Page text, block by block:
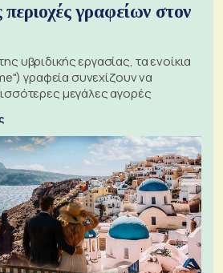
περιοχές γραφείων στον
υβριδικής εργασίας, τα ενοίκια
γραφεία συνεχίζουν να
μεγάλες αγορές